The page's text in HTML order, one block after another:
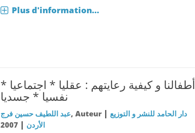
Plus d'information...
أطفالنا و كيفية رعايتهم : عقليا * اجتماعيا *
نفسيا * جسديا
عبد اللطيف حسين فرج, Auteur | دار الحامد للنشر و التوزيع
الأردن |
2007